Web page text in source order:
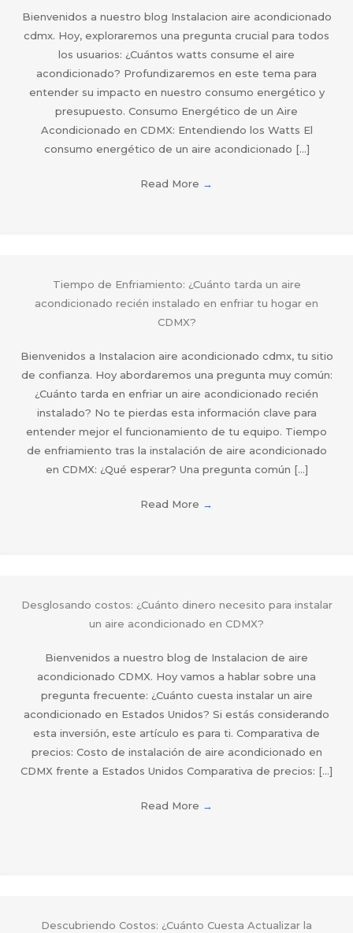
Bienvenidos a nuestro blog Instalacion aire acondicionado
cdmx. Hoy, exploraremos una pregunta crucial para todos
los usuarios: ¿Cuántos watts consume el aire
acondicionado? Profundizaremos en este tema para
entender su impacto en nuestro consumo energético y
presupuesto. Consumo Energético de un Aire
Acondicionado en CDMX: Entendiendo los Watts El
consumo energético de un aire acondicionado […]
Read More →
Tiempo de Enfriamiento: ¿Cuánto tarda un aire
acondicionado recién instalado en enfriar tu hogar en
CDMX?
Bienvenidos a Instalacion aire acondicionado cdmx, tu sitio
de confianza. Hoy abordaremos una pregunta muy común:
¿Cuánto tarda en enfriar un aire acondicionado recién
instalado? No te pierdas esta información clave para
entender mejor el funcionamiento de tu equipo. Tiempo
de enfriamiento tras la instalación de aire acondicionado
en CDMX: ¿Qué esperar? Una pregunta común […]
Read More →
Desglosando costos: ¿Cuánto dinero necesito para instalar
un aire acondicionado en CDMX?
Bienvenidos a nuestro blog de Instalacion de aire
acondicionado CDMX. Hoy vamos a hablar sobre una
pregunta frecuente: ¿Cuánto cuesta instalar un aire
acondicionado en Estados Unidos? Si estás considerando
esta inversión, este artículo es para ti. Comparativa de
precios: Costo de instalación de aire acondicionado en
CDMX frente a Estados Unidos Comparativa de precios: […]
Read More →
Descubriendo Costos: ¿Cuánto Cuesta Actualizar la